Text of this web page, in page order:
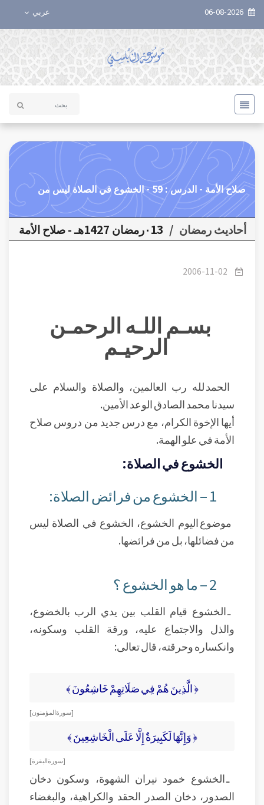
عربي
صلاح الأمة - الدرس : 59 - الخشوع في الصلاة ليس من
فضائلها بل من فرائضها
أحاديث رمضان / ٠13رمضان 1427هـ - صلاح الأمة
2006-11-02
بسـم اللـه الرحمـن
الرحيـم
الحمد لله رب العالمين، والصلاة والسلام على
سيدنا محمد الصادق الوعد الأمين.
أيها الإخوة الكرام، مع درس جديد من دروس صلاح
الأمة في علو الهمة.
الخشوع في الصلاة:
1 – الخشوع من فرائض الصلاة:
موضوع اليوم الخشوع، الخشوع في الصلاة ليس
من فضائلها، بل من فرائضها.
2 – ما هو الخشوع ؟
ـ الخشوع قيام القلب بين يدي الرب بالخضوع،
والذل والاجتماع عليه، ورقة القلب وسكونه،
وانكساره وحرقته، قال تعالى:
﴿ الَّذِينَ هُمْ فِي صَلَاتِهِمْ خَاشِعُونَ ﴾
[ سورة المؤمنون]
﴿ وَإِنَّهَا لَكَبِيرَةٌ إِلَّا عَلَى الْخَاشِعِينَ ﴾
[ سورة البقرة]
ـ الخشوع خمود نيران الشهوة، وسكون دخان
الصدور، دخان الصدر الحقد والكراهية، والبغضاء